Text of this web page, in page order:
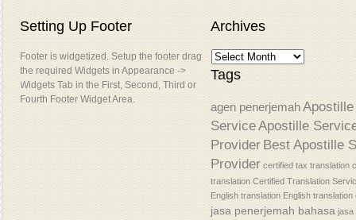
Setting Up Footer
Footer is widgetized. Setup the footer drag
the required Widgets in Appearance ->
Widgets Tab in the First, Second, Third or
Fourth Footer Widget Area.
Archives
Tags
agen penerjemah Apostille
ServiceApostille
Provider Best Apostille
Provider certified tax translation
translation Certified Translation
English translation English
jasa penerjemah bahasa jasa